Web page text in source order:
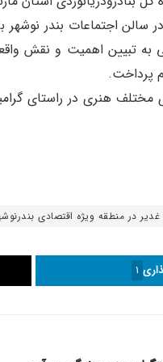
سالن اجتماعات بندر
به تبیین اهمیت و نقش
پرداخت.
مختلف هنری در راستای
در منطقه ویژه اقتصادی
1